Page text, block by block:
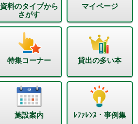
資料のタイプから
さがす
マイページ
特集コーナー 貸出の多い本
施設案内 ﾚﾌｧﾚﾝｽ・事例集